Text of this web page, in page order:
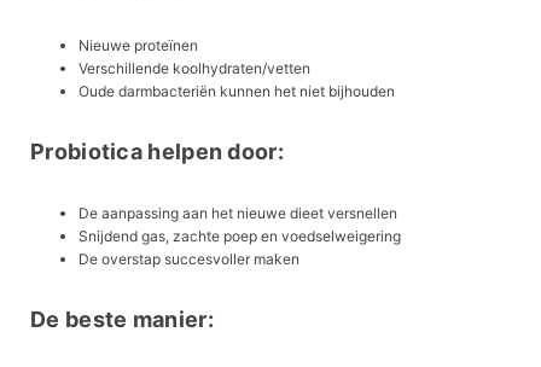
Nieuwe proteïnen
Verschillende koolhydraten/vetten
Oude darmbacteriën kunnen het niet bijhouden
Probiotica helpen door:
De aanpassing aan het nieuwe dieet versnellen
Snijdend gas, zachte poep en voedselweigering
De overstap succesvoller maken
De beste manier: